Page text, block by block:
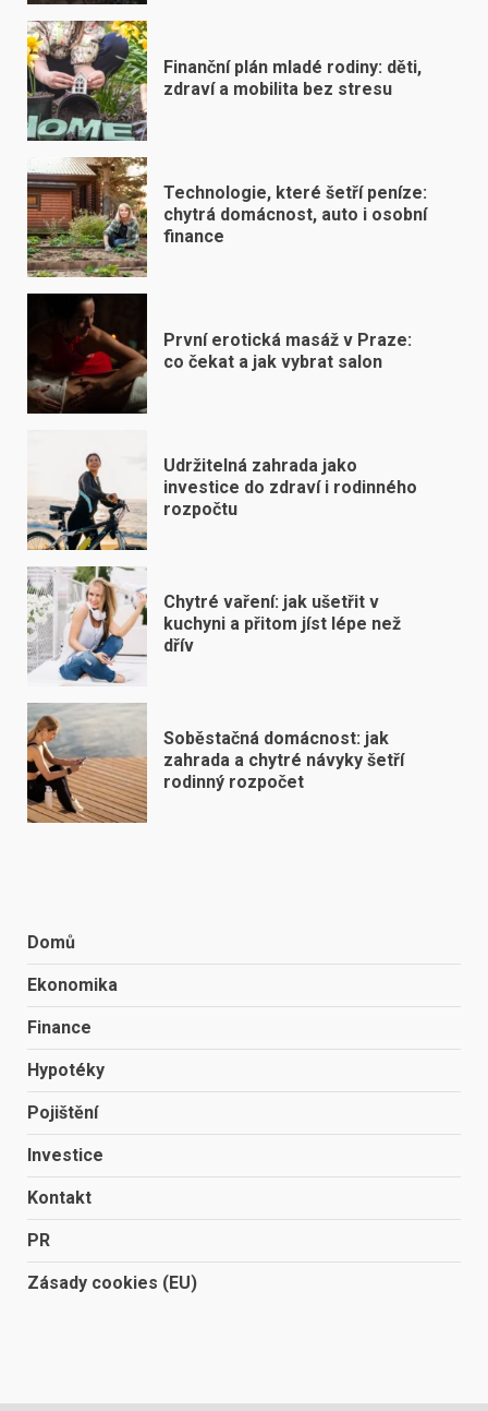
Finanční plán mladé rodiny: děti,
zdraví a mobilita bez stresu
Technologie, které šetří peníze:
chytrá domácnost, auto i osobní
finance
První erotická masáž v Praze:
co čekat a jak vybrat salon
Udržitelná zahrada jako
investice do zdraví i rodinného
rozpočtu
Chytré vaření: jak ušetřit v
kuchyni a přitom jíst lépe než
dřív
Soběstačná domácnost: jak
zahrada a chytré návyky šetří
rodinný rozpočet
Domů
Ekonomika
Finance
Hypotéky
Pojištění
Investice
Kontakt
PR
Zásady cookies (EU)